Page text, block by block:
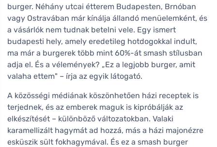
burger. Néhány utcai étterem Budapesten, Brnóban
vagy Ostravában már kínálja állandó menüelemként, és
a vásárlók nem tudnak betelni vele. Egy ismert
budapesti hely, amely eredetileg hotdogokkal indult,
ma már a burgerek több mint 60%-át smash stílusban
adja el. És a vélemények? „Ez a legjobb burger, amit
valaha ettem" – írja az egyik látogató.
A közösségi médiának köszönhetően házi receptek is
terjednek, és az emberek maguk is kipróbálják az
elkészítését – különböző változatokban. Valaki
karamellizált hagymát ad hozzá, más a házi majonézre
esküszik sült fokhagymával. És ez a smash burger